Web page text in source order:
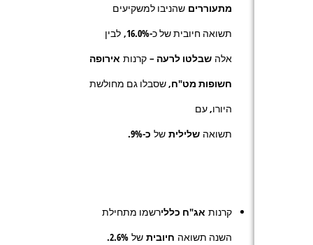
מתעוררים שהניבו למשקיעים
תשואה חיובית של כ-16.0%, לבין
אלה שבלטו לרעה – קרנות אירופה
חשופות מט"ח, שסבלו גם מחולשת
היורו, עם
תשואה שלילית של כ-9%.
קרנות אג"ח כללירשמו מתחילת
השנה תשואה חיובית של 2.6
%.